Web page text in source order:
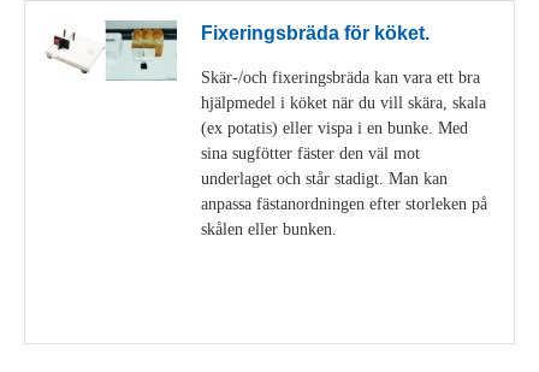
Fixeringsbräda för köket.
Skär-/och fixeringsbräda kan vara ett bra
hjälpmedel i köket när du vill skära, skala
(ex potatis) eller vispa i en bunke. Med
sina sugfötter fäster den väl mot
underlaget och står stadigt. Man kan
anpassa fästanordningen efter storleken på
skålen eller bunken.